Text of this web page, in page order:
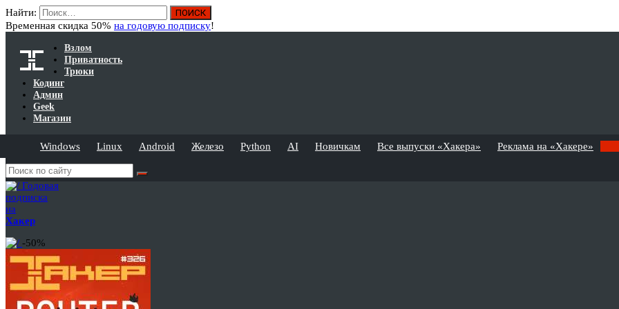
Найти:
Временная скидка 50% на годовую подписку!
Взлом
Приватность
Трюки
Кодинг
Админ
Geek
Магазин
Windows Linux Android Железо Python AI Новичкам Все выпуски «Хакера» Реклама на «Хакере»
Годовая
подписка
на
Хакер
-50%